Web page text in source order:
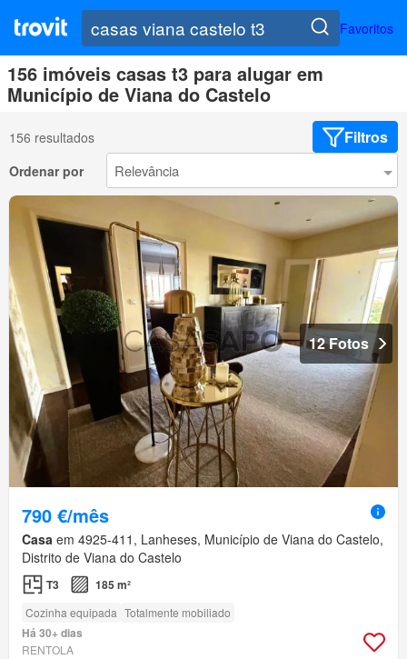
Favoritos
156 imóveis casas t3 para alugar em
Município de Viana do Castelo
156 resultados Filtros
Ordenar por
12 Fotos
790 €/mês
Casa em 4925-411, Lanheses, Município de Viana do Castelo,
Distrito de Viana do Castelo
T3 185 m²
Cozinha equipada Totalmente mobiliado
Há 30+ dias
RENTOLA